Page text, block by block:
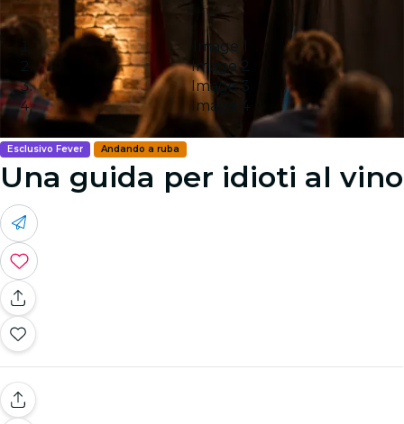
Image 1
Image 2
Image 3
Image 4
Esclusivo Fever Andando a ruba
Una guida per idioti al vino